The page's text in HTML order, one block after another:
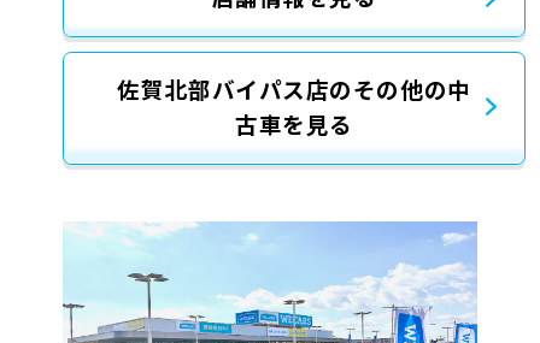
佐賀北部バイパス店のその他の中
古車を見る